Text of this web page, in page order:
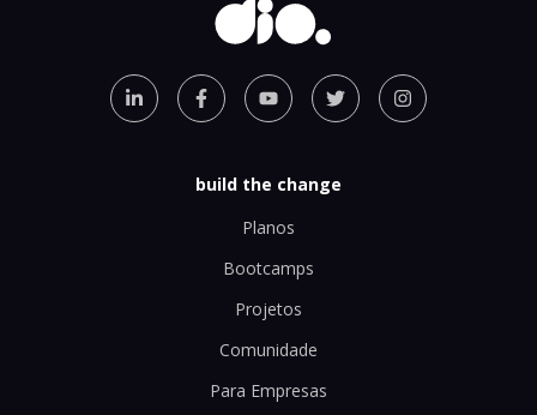
build the change
Planos
Bootcamps
Projetos
Comunidade
Para Empresas